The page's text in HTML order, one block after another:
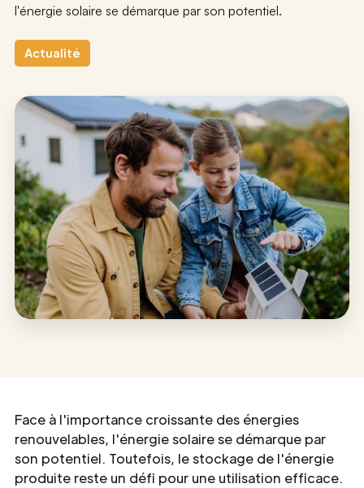
l'énergie solaire se démarque par son potentiel.
Actualité
Face à l'importance croissante des énergies
renouvelables, l'énergie solaire se démarque par
son potentiel. Toutefois, le stockage de l'énergie
produite reste un défi pour une utilisation efficace.